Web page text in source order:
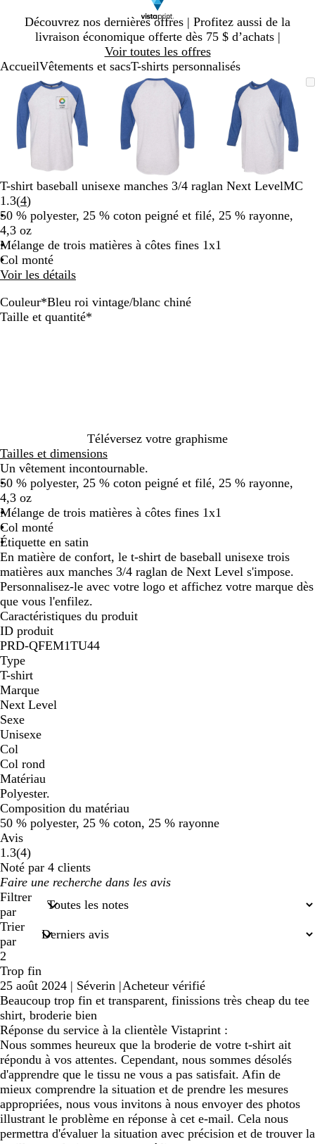
Découvrez nos dernières offres | Profitez aussi de la
livraison économique offerte dès 75 $ d’achats |
Voir toutes les offres
Diapositive
1
AccueilVêtements et sacsT-shirts personnalisés
Image
zoomable
Zoomé
à
minimum
Cliquez
pour
agrandir
Utilisez
les
touches
« plus »
« moins »
pour
zoomer,
les
fléchées
pour
panoramiser
Image
zoomable
Zoomé
minimum
Cliquez
pour
agrandir
Utilisez
touches
« plus »
pour
zoomer,
les
fléchées
Image
zoomable
Zoomé
minimum
Cliquez
pour
agrandir
Utilisez
les
touches
« plus »
et
« moins »
pour
zoomer,
les
Diapositive
T-shirt baseball unisexe manches 3/4 raglan Next LevelMC
1.3(4Lire
les
4 avis
)
50 % polyester, 25 % coton peigné et filé, 25 % rayonne,
4,3 oz
Mélange de trois matières à côtes fines 1x1
Col monté
Voir les détails
Couleur*Bleu roi vintage/blanc chiné
G
/
b
l
a
n
c
c
h
i
n
é
N
g
e
/
g
r
i
s
c
h
i
n
é
B
e
v
i
n
t
a
g
e
/
g
r
i
s
c
h
i
n
é
B
n
t
a
g
e
/
b
l
a
n
c
c
h
i
n
é
R
a
g
e
/
b
l
a
n
c
c
h
i
n
é
G
i
e
n
/
b
l
a
n
c
c
h
i
n
é
R
a
g
e
/
g
r
i
s
c
h
i
n
é
Taille et quantité*
Téléversez votre graphisme
Tailles et dimensions
Un vêtement incontournable.
50 % polyester, 25 % coton peigné et filé, 25 % rayonne,
4,3 oz
Mélange de trois matières à côtes fines 1x1
Col monté
Étiquette en satin
En matière de confort, le t-shirt de baseball unisexe trois
matières aux manches 3/4 raglan de Next Level s'impose.
Personnalisez-le avec votre logo et affichez votre marque dès
que vous l'enfilez.
Caractéristiques du produit
ID produit
PRD-QFEM1TU44
Type
T-shirt
Marque
Next Level
Sexe
Unisexe
Col
Col rond
Matériau
Polyester.
Composition du matériau
50 % polyester, 25 % coton, 25 % rayonne
Avis
1.3(44
avis
)
Noté par 4 clients
Mes
saisies
de
recherche
Filtrer
par
Trier
par
2
Trop fin
25 août 2024 | Séverin |Acheteur vérifié
Beaucoup trop fin et transparent, finissions très cheap du tee
shirt, broderie bien
Réponse du service à la clientèle Vistaprint :
Nous sommes heureux que la broderie de votre t-shirt ait
répondu à vos attentes. Cependant, nous sommes désolés
d'apprendre que le tissu ne vous a pas satisfait. Afin de
mieux comprendre la situation et de prendre les mesures
appropriées, nous vous invitons à nous envoyer des photos
illustrant le problème en réponse à cet e-mail. Cela nous
permettra d'évaluer la situation avec précision et de trouver la